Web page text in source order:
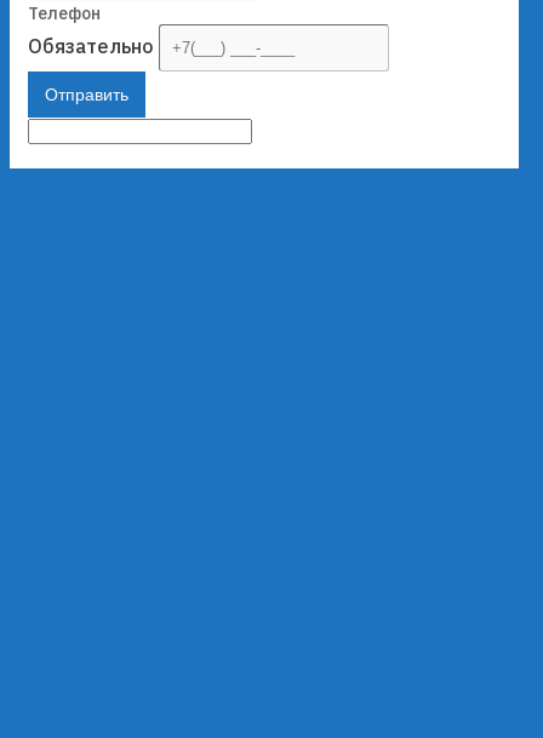
Телефон
Обязательно
Отправить